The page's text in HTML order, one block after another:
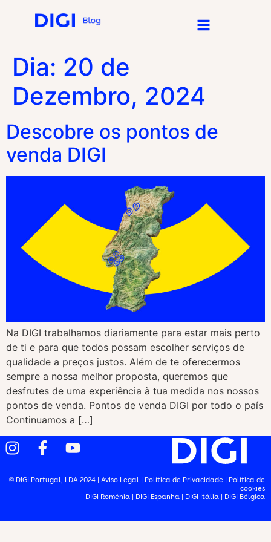
Dia: 20 de
Dezembro, 2024
Descobre os pontos de
venda DIGI
Na DIGI trabalhamos diariamente para estar mais perto
de ti e para que todos possam escolher serviços de
qualidade a preços justos. Além de te oferecermos
sempre a nossa melhor proposta, queremos que
desfrutes de uma experiência à tua medida nos nossos
pontos de venda. Pontos de venda DIGI por todo o país
Continuamos a […]
© DIGI Portugal, LDA 2024 | Aviso Legal | Política de Privacidade | Política de
cookies
DIGI Roménia | DIGI Espanha | DIGI Itália | DIGI Bélgica